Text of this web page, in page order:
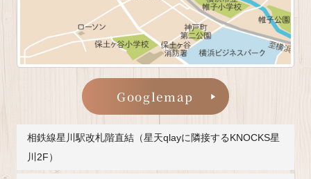
Googlemap
相鉄線星川駅改札階直結（星天qlayに隣接するKNOCKS星
川2F）